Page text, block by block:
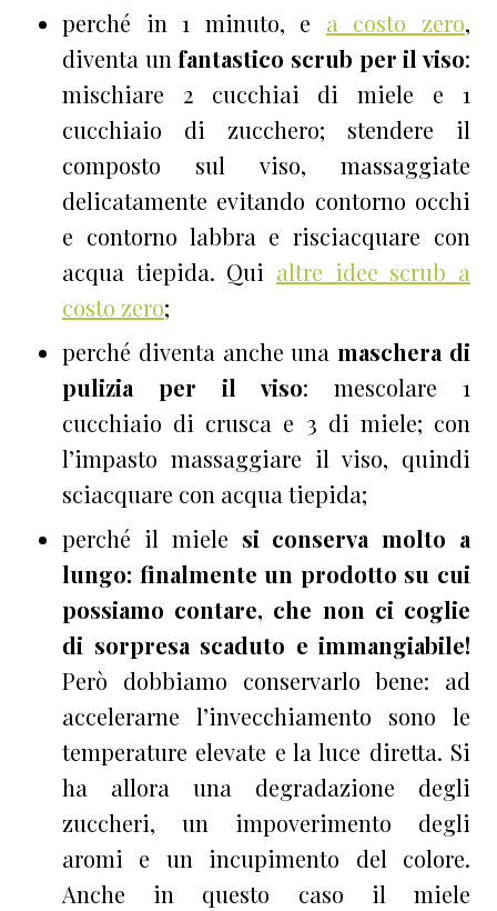
perché in 1 minuto, e a costo zero,
diventa un fantastico scrub per il viso:
mischiare 2 cucchiai di miele e 1
cucchiaio di zucchero; stendere il
composto sul viso, massaggiate
delicatamente evitando contorno occhi
e contorno labbra e risciacquare con
acqua tiepida. Qui altre idee scrub a
costo zero;
perché diventa anche unamaschera di
pulizia per il viso: mescolare 1
cucchiaio di crusca e 3 di miele; con
l’impasto massaggiare il viso, quindi
sciacquare con acqua tiepida;
perché il miele si conserva molto a
lungo: finalmente un prodotto su cui
possiamo contare, che non ci coglie
di sorpresa scaduto e immangiabile!
Però dobbiamo conservarlo bene: ad
accelerarne l’invecchiamento sono le
temperature elevate e la luce diretta. Si
ha allora una degradazione degli
zuccheri, un impoverimento degli
aromi e un incupimento del colore.
Anche in questo caso il miele